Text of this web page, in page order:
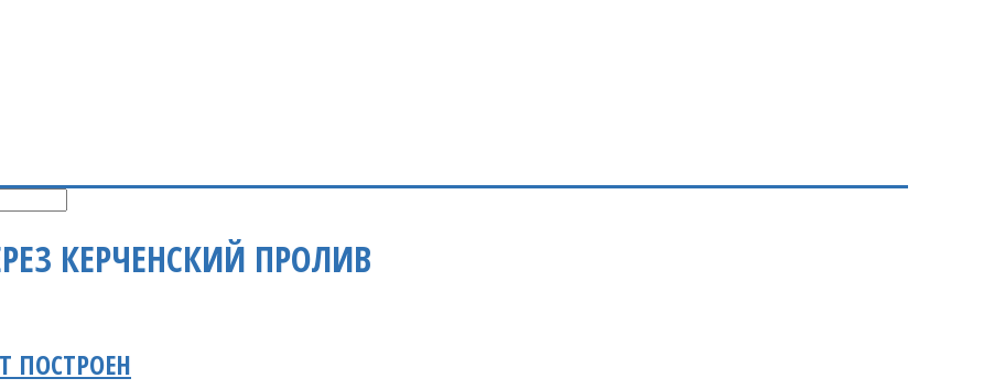
КЕРЧЕНСКИЙ ПРОЛИВ
ПОСТРОЕН